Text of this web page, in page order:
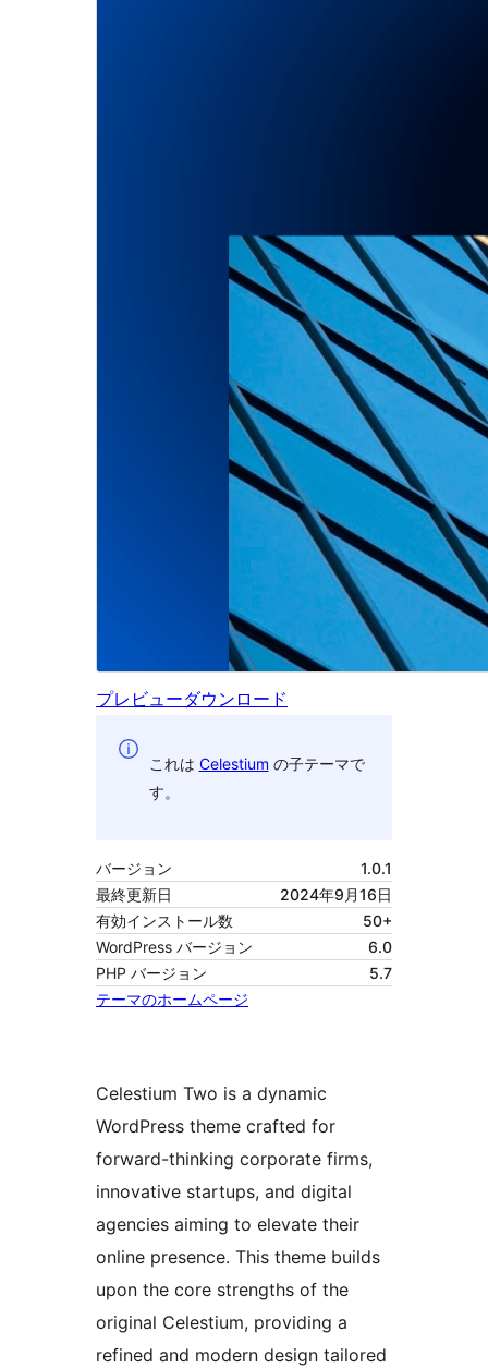
プレビューダウンロード
これは Celestium の子テーマで
す。
バージョン
1.0.1
最終更新日
2024年9月16日
有効インストール数
50+
WordPress バージョン
6.0
PHP バージョン
5.7
テーマのホームページ
Celestium Two is a dynamic
WordPress theme crafted for
forward-thinking corporate firms,
innovative startups, and digital
agencies aiming to elevate their
online presence. This theme builds
upon the core strengths of the
original Celestium, providing a
refined and modern design tailored